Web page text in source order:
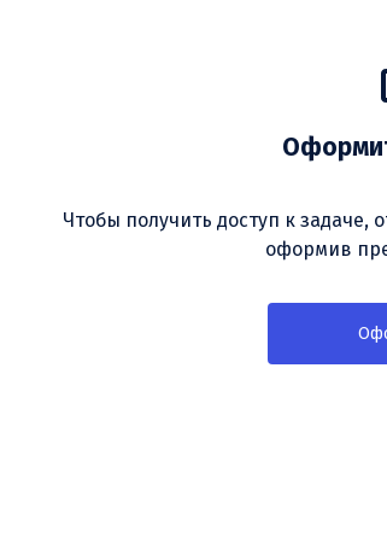
Чтобы получить доступ к задаче,
оформив